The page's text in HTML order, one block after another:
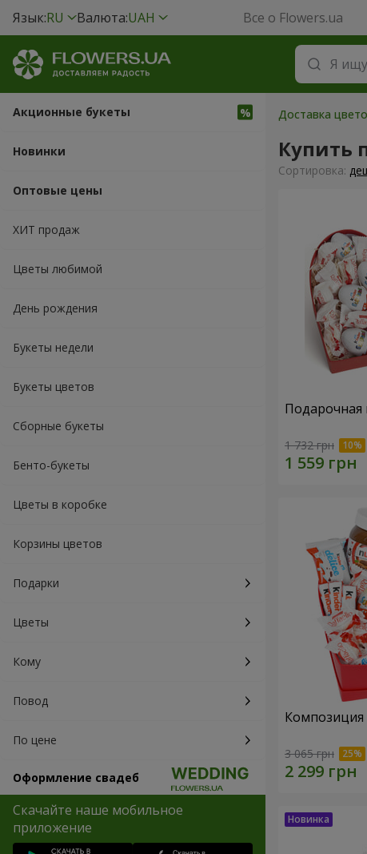
Язык:RU Валюта:UAH Все о Flowers.ua
Акционные букеты
Новинки
Оптовые цены
ХИТ продаж
Цветы любимой
День рождения
Букеты недели
Букеты цветов
Сборные букеты
Бенто-букеты
Цветы в коробке
Корзины цветов
Подарки
Цветы
Кому
Повод
По цене
Оформление свадеб
Скачайте наше мобильное
приложение
Доставка
Купить
Cортировка:
Подарочная
1 732 грн
Композиция
3 065 грн